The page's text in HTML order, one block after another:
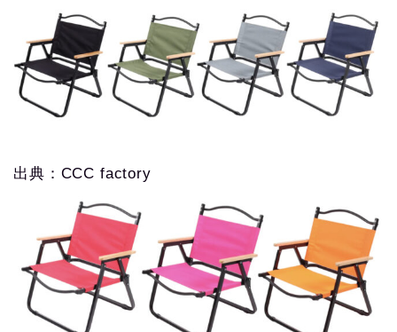
出典：CCC factory